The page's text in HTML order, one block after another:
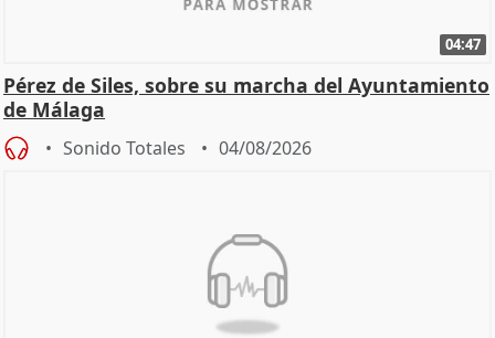
04:47
Pérez de Siles, sobre su marcha del Ayuntamiento
de Málaga
Sonido Totales 04/08/2026